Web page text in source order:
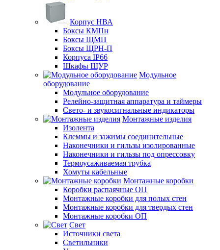
Корпус НВА
Боксы КМПн
Боксы ЩМП
Боксы ЩРН-П
Корпуса IP66
Шкафы ЩУР
Модульное
оборудование
Модульное оборудование
Релейно-защитная аппаратура и таймеры
Свето- и звукосигнальные индикаторы
Монтажные изделия
Изолента
Клеммы и зажимы соединительные
Наконечники и гильзы изолированные
Наконечники и гильзы под опрессовку
Термоусаживаемая трубка
Хомуты кабельные
Монтажные коробки
Коробки распаячные ОП
Монтажные коробки для полых стен
Монтажные коробки для твердых стен
Монтажные коробки ОП
Свет
Источники света
Светильники